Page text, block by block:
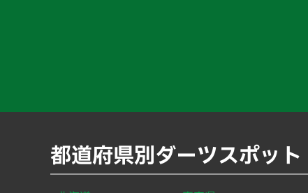
都道府県別ダーツスポット